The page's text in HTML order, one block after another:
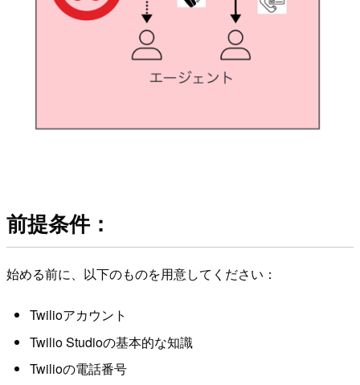
前提条件：
始める前に、以下のものを用意してください：
Twilioアカウント
Twilio Studioの基本的な知識
Twilioの電話番号